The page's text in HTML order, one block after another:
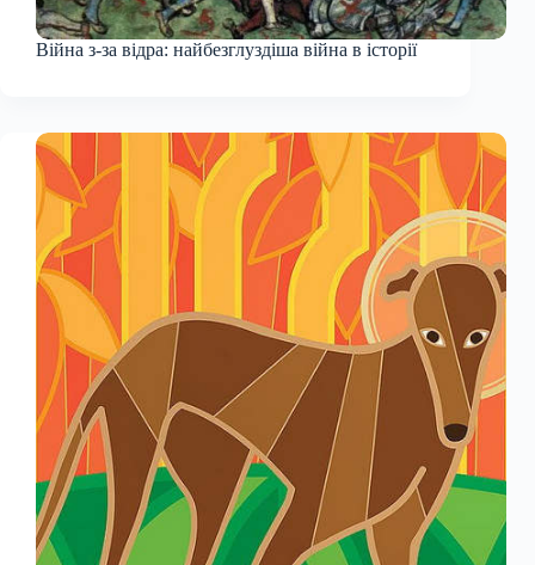
Війна з-за відра: найбезглуздіша війна в історії